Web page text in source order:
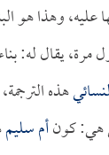
عليه، وهذا هو
مرة، يقال له:
هذه
هي: كونأم سليم